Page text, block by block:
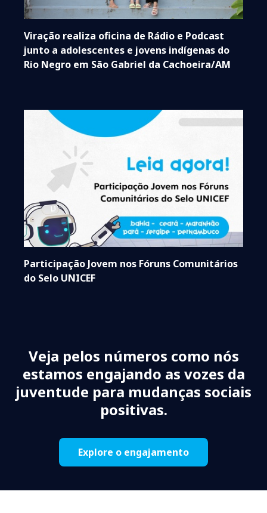
Viração realiza oficina de Rádio e Podcast
junto a adolescentes e jovens indígenas do
Rio Negro em São Gabriel da Cachoeira/AM
Participação Jovem nos Fóruns Comunitários
do Selo UNICEF
Veja pelos números como nós
estamos engajando as vozes da
juventude para mudanças sociais
positivas.
Explore o engajamento